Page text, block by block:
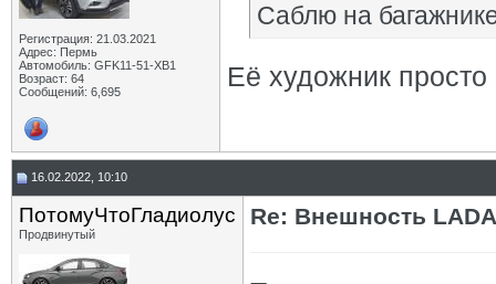
Регистрация: 21.03.2021
Адрес: Пермь
Автомобиль: GFK11-51-ХВ1
Возраст: 64
Сообщений: 6,695
Саблю на
Её художник
16.02.2022, 10:10
ПотомуЧтоГладиолус
Продвинутый
Re: Внешность